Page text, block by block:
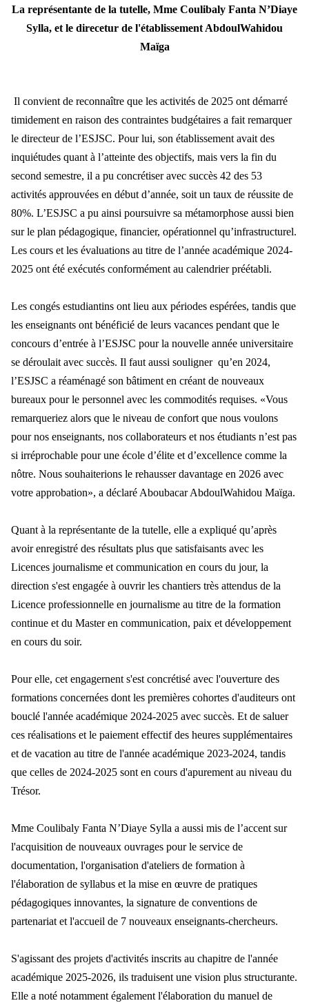
La représentante de la tutelle, Mme Coulibaly Fanta N’Diaye
Sylla, et le direcetur de l'établissement AbdoulWahidou
Maïga
Il convient de reconnaître que les activités de 2025 ont démarré
timidement en raison des contraintes budgétaires a fait remarquer
le directeur de l’ESJSC. Pour lui, son établissement avait des
inquiétudes quant à l’atteinte des objectifs, mais vers la fin du
second semestre, il a pu concrétiser avec succès 42 des 53
activités approuvées en début d’année, soit un taux de réussite de
80%. L’ESJSC a pu ainsi poursuivre sa métamorphose aussi bien
sur le plan pédagogique, financier, opérationnel qu’infrastructurel.
Les cours et les évaluations au titre de l’année académique 2024-
2025 ont été exécutés conformément au calendrier préétabli.
Les congés estudiantins ont lieu aux périodes espérées, tandis que
les enseignants ont bénéficié de leurs vacances pendant que le
concours d’entrée à l’ESJSC pour la nouvelle année universitaire
se déroulait avec succès. Il faut aussi souligner qu’en 2024,
l’ESJSC a réaménagé son bâtiment en créant de nouveaux
bureaux pour le personnel avec les commodités requises. «Vous
remarqueriez alors que le niveau de confort que nous voulons
pour nos enseignants, nos collaborateurs et nos étudiants n’est pas
si irréprochable pour une école d’élite et d’excellence comme la
nôtre. Nous souhaiterions le rehausser davantage en 2026 avec
votre approbation», a déclaré Aboubacar AbdoulWahidou Maïga.
Quant à la représentante de la tutelle, elle a expliqué qu’après
avoir enregistré des résultats plus que satisfaisants avec les
Licences journalisme et communication en cours du jour, la
direction s'est engagée à ouvrir les chantiers très attendus de la
Licence professionnelle en journalisme au titre de la formation
continue et du Master en communication, paix et développement
en cours du soir.
Pour elle, cet engagernent s'est concrétisé avec l'ouverture des
formations concernées dont les premières cohortes d'auditeurs ont
bouclé l'année académique 2024-2025 avec succès. Et de saluer
ces réalisations et le paiement effectif des heures supplémentaires
et de vacation au titre de l'année académique 2023-2024, tandis
que celles de 2024-2025 sont en cours d'apurement au niveau du
Trésor.
Mme Coulibaly Fanta N’Diaye Sylla a aussi mis de l’accent sur
l'acquisition de nouveaux ouvrages pour le service de
documentation, l'organisation d'ateliers de formation à
l'élaboration de syllabus et la mise en œuvre de pratiques
pédagogiques innovantes, la signature de conventions de
partenariat et l'accueil de 7 nouveaux enseignants-chercheurs.
S'agissant des projets d'activités inscrits au chapitre de l'année
académique 2025-2026, ils traduisent une vision plus structurante.
Elle a noté notamment également l'élaboration du manuel de